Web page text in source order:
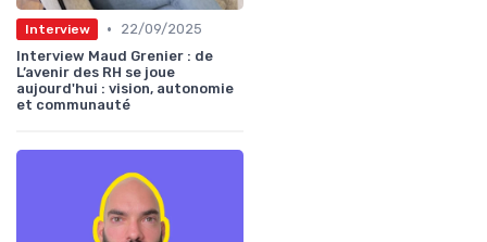
Interview •
22/09/2025
Interview Maud Grenier : de
L’avenir des RH se joue
aujourd'hui : vision, autonomie
et communauté